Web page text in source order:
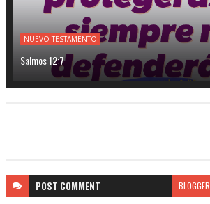
NUEVO TESTAMENTO
Salmos 12:7
POST COMMENT BLOGGER